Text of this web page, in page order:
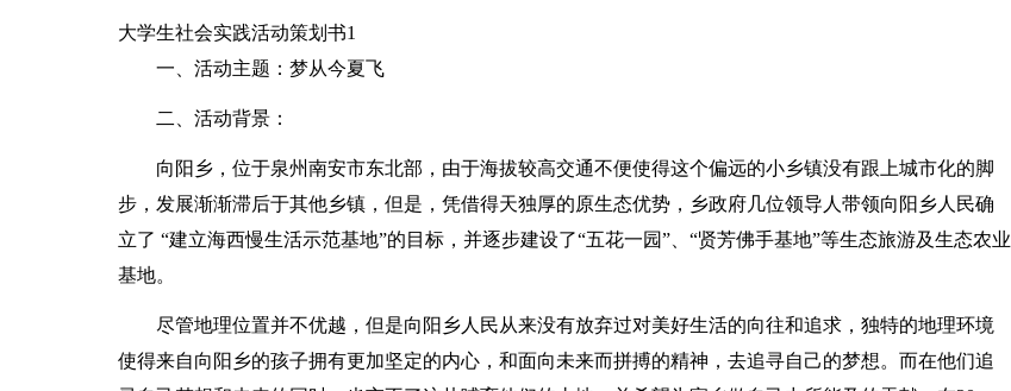
大学生社会实践活动策划书1
一、活动主题：梦从今夏飞
二、活动背景：
向阳乡，位于泉州南安市东北部，由于海拔较高交通不便使得这个偏远的小乡镇没有跟上城市化的脚
步，发展渐渐滞后于其他乡镇，但是，凭借得天独厚的原生态优势，乡政府几位领导人带领向阳乡人民确
立了 “建立海西慢生活示范基地”的目标，并逐步建设了“五花一园”、“贤芳佛手基地”等生态旅游及生态农业
基地。
尽管地理位置并不优越，但是向阳乡人民从来没有放弃过对美好生活的向往和追求，独特的地理环境
使得来自向阳乡的孩子拥有更加坚定的内心，和面向未来而拼搏的精神，去追寻自己的梦想。而在他们追